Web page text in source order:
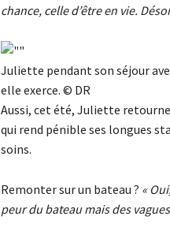
chance, celle d’être en vie.
Juliette pendant son séjour
elle exerce. © DR
Aussi, cet été, Juliette
qui rend pénible ses longues
soins.
Remonter sur un bateau ? «
peur du bateau mais des